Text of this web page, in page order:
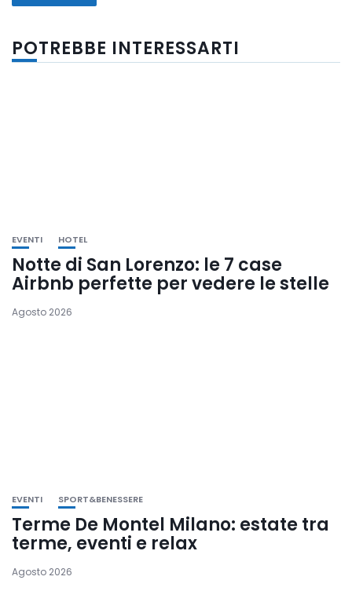
POTREBBE INTERESSARTI
EVENTI HOTEL
Notte di San Lorenzo: le 7 case
Airbnb perfette per vedere le stelle
Agosto 2026
EVENTI SPORT&BENESSERE
Terme De Montel Milano: estate tra
terme, eventi e relax
Agosto 2026